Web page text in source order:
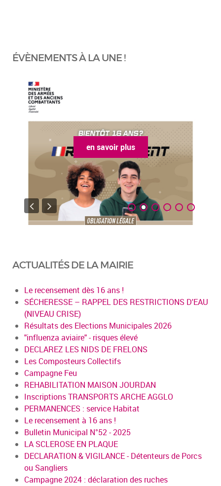
ÉVÈNEMENTS À LA UNE !
en savoir plus
ACTUALITÉS DE LA MAIRIE
Le recensement dès 16 ans !
SÉCHERESSE – RAPPEL DES RESTRICTIONS D'EAU
(NIVEAU CRISE)
Résultats des Elections Municipales 2026
"influenza aviaire" - risques élevé
DECLAREZ LES NIDS DE FRELONS
Les Composteurs Collectifs
Campagne Feu
REHABILITATION MAISON JOURDAN
Inscriptions TRANSPORTS ARCHE AGGLO
PERMANENCES : service Habitat
Le recensement à 16 ans !
Bulletin Municipal N°52 - 2025
LA SCLEROSE EN PLAQUE
DECLARATION & VIGILANCE - Détenteurs de Porcs
ou Sangliers
Campagne 2024 : déclaration des ruches